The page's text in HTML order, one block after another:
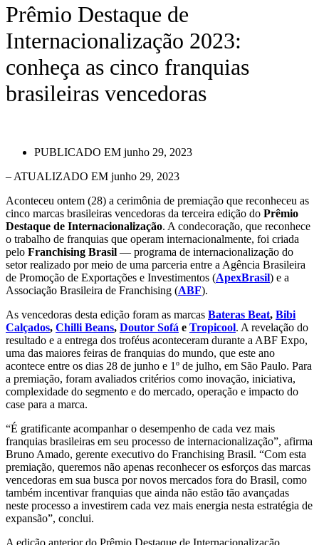
Prêmio Destaque de
Internacionalização 2023:
conheça as cinco franquias
brasileiras vencedoras
PUBLICADO EM junho 29, 2023
– ATUALIZADO EM junho 29, 2023
Aconteceu ontem (28) a cerimônia de premiação que reconheceu as
cinco marcas brasileiras vencedoras da terceira edição do Prêmio
Destaque de Internacionalização. A condecoração, que reconhece
o trabalho de franquias que operam internacionalmente, foi criada
pelo Franchising Brasil — programa de internacionalização do
setor realizado por meio de uma parceria entre a Agência Brasileira
de Promoção de Exportações e Investimentos (ApexBrasil) e a
Associação Brasileira de Franchising (ABF).
As vencedoras desta edição foram as marcas Bateras Beat, Bibi
Calçados, Chilli Beans, Doutor Sofá e Tropicool. A revelação do
resultado e a entrega dos troféus aconteceram durante a ABF Expo,
uma das maiores feiras de franquias do mundo, que este ano
acontece entre os dias 28 de junho e 1º de julho, em São Paulo. Para
a premiação, foram avaliados critérios como inovação, iniciativa,
complexidade do segmento e do mercado, operação e impacto do
case para a marca.
“É gratificante acompanhar o desempenho de cada vez mais
franquias brasileiras em seu processo de internacionalização”, afirma
Bruno Amado, gerente executivo do Franchising Brasil. “Com esta
premiação, queremos não apenas reconhecer os esforços das marcas
vencedoras em sua busca por novos mercados fora do Brasil, como
também incentivar franquias que ainda não estão tão avançadas
neste processo a investirem cada vez mais energia nesta estratégia de
expansão”, conclui.